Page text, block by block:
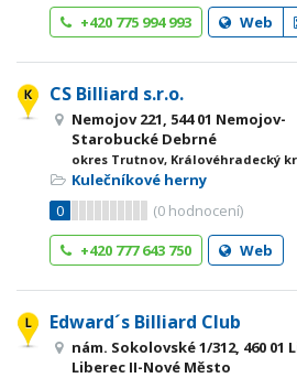
+420 775 994 993 Web
CS Billiard s.r.o.
Nemojov 221, 544 01 Nemojov-
Starobucké Debrné
okres Trutnov, Královéhradecký
Kulečníkové herny
0
(0 hodnocení)
+420 777 643 750
Web
Edward´s Billiard Club
nám. Sokolovské 1/312, 460 01
Liberec II-Nové Město